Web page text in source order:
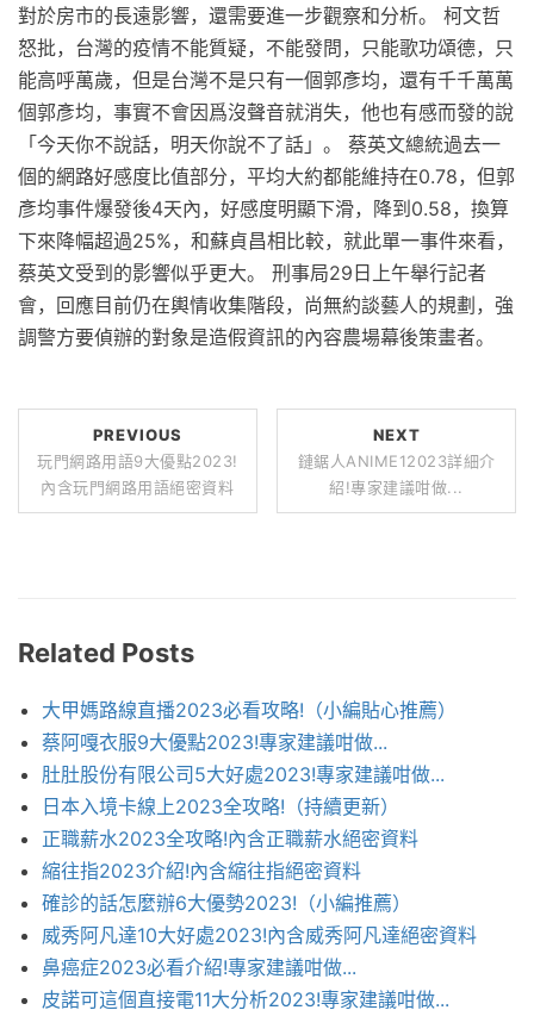
對於房市的長遠影響，還需要進一步觀察和分析。 柯文哲
怒批，台灣的疫情不能質疑，不能發問，只能歌功頌德，只
能高呼萬歲，但是台灣不是只有一個郭彥均，還有千千萬萬
個郭彥均，事實不會因爲沒聲音就消失，他也有感而發的說
「今天你不說話，明天你說不了話」。 蔡英文總統過去一
個的網路好感度比值部分，平均大約都能維持在0.78，但郭
彥均事件爆發後4天內，好感度明顯下滑，降到0.58，換算
下來降幅超過25%，和蘇貞昌相比較，就此單一事件來看，
蔡英文受到的影響似乎更大。 刑事局29日上午舉行記者
會，回應目前仍在輿情收集階段，尚無約談藝人的規劃，強
調警方要偵辦的對象是造假資訊的內容農場幕後策畫者。
PREVIOUS
玩門網路用語9大優點2023!
內含玩門網路用語絕密資料
NEXT
鏈鋸人ANIME12023詳細介
紹!專家建議咁做...
Related Posts
大甲媽路線直播2023必看攻略!（小編貼心推薦）
蔡阿嘎衣服9大優點2023!專家建議咁做...
肚肚股份有限公司5大好處2023!專家建議咁做...
日本入境卡線上2023全攻略!（持續更新）
正職薪水2023全攻略!內含正職薪水絕密資料
縮往指2023介紹!內含縮往指絕密資料
確診的話怎麼辦6大優勢2023!（小編推薦）
威秀阿凡達10大好處2023!內含威秀阿凡達絕密資料
鼻癌症2023必看介紹!專家建議咁做...
皮諾可這個直接電11大分析2023!專家建議咁做...